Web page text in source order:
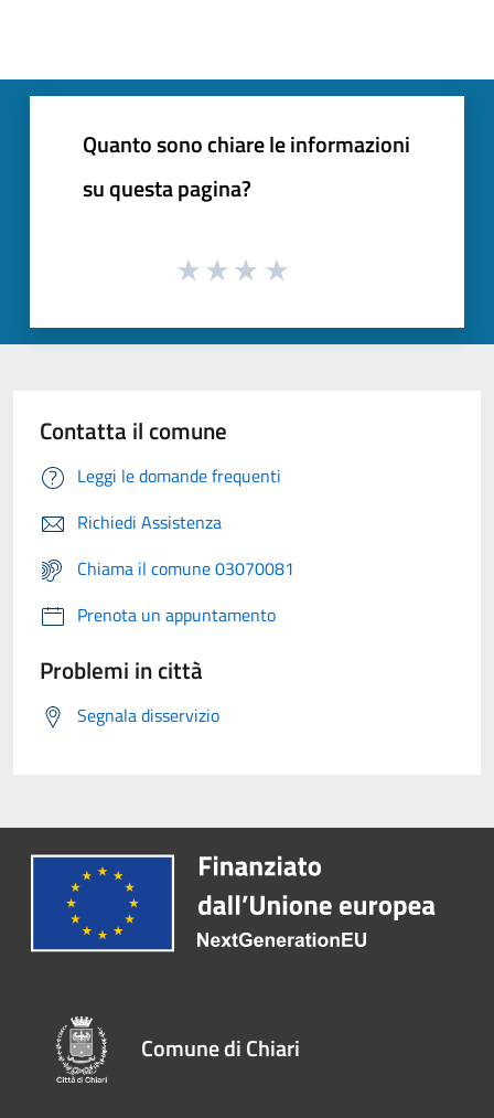
Quanto sono chiare le informazioni
su questa pagina?
Contatta il comune
Leggi le domande frequenti
Richiedi Assistenza
Chiama il comune 03070081
Prenota un appuntamento
Problemi in città
Segnala disservizio
Comune di Chiari